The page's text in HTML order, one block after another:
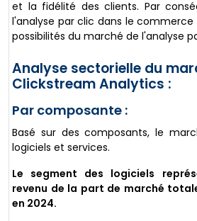
et la fidélité des clients. Par
l'analyse par clic dans le
possibilités du marché de l'analyse
Analyse sectorielle du
Clickstream Analytics :
Par composante :
Basé sur des composants, le
logiciels et services.
Le segment des logiciels
revenu de la part de marché
en 2024.